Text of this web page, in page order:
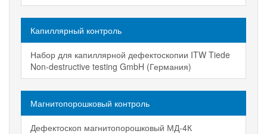
Капиллярный контроль
Набор для капиллярной дефектоскопии ITW Tiede
Non-destructive testing GmbH (Германия)
Магнитопорошковый контроль
Дефектоскоп магнитопорошковый МД-4К